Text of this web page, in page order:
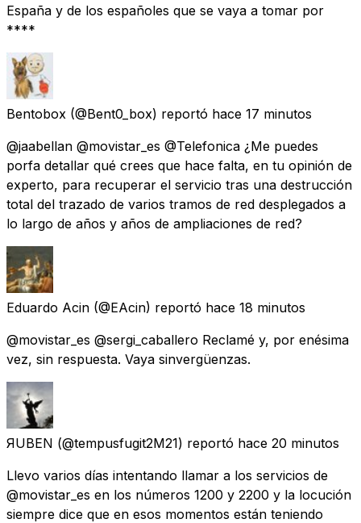
España y de los españoles que se vaya a tomar por
****
Bentobox (@Bent0_box) reportó hace 17 minutos
@jaabellan @movistar_es @Telefonica ¿Me puedes
porfa detallar qué crees que hace falta, en tu opinión de
experto, para recuperar el servicio tras una destrucción
total del trazado de varios tramos de red desplegados a
lo largo de años y años de ampliaciones de red?
Eduardo Acin (@EAcin) reportó hace 18 minutos
@movistar_es @sergi_caballero Reclamé y, por enésima
vez, sin respuesta. Vaya sinvergüenzas.
ЯUBEN (@tempusfugit2M21) reportó hace 20 minutos
Llevo varios días intentando llamar a los servicios de
@movistar_es en los números 1200 y 2200 y la locución
siempre dice que en esos momentos están teniendo